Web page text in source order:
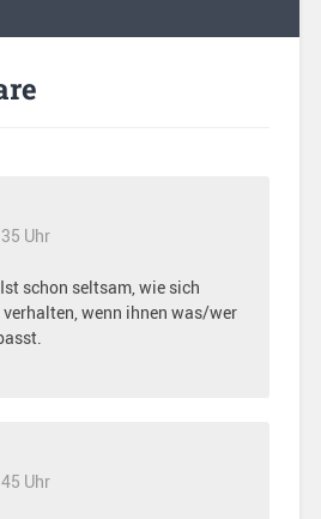
Uhr
schon seltsam, wie sich
verhalten, wenn ihnen was/wer
Uhr